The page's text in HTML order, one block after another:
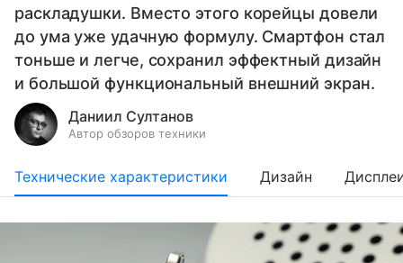
раскладушки. Вместо этого корейцы довели
до ума уже удачную формулу. Смартфон стал
тоньше и легче, сохранил эффектный дизайн
и большой функциональный внешний экран.
Даниил Султанов
Автор обзоров техники
Технические характеристики Дизайн